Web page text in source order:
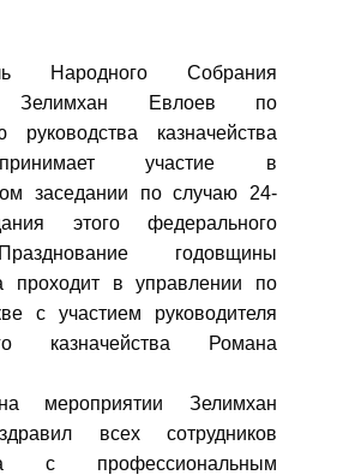
Народного Собрания
Зелимхан Евлоев по
руководства казначейства
участие в
заседании по случаю 24-
этого федерального
годовщины
проходит в управлении по
с участием руководителя
казначейства Романа
мероприятии Зелимхан
всех сотрудников
с профессиональным